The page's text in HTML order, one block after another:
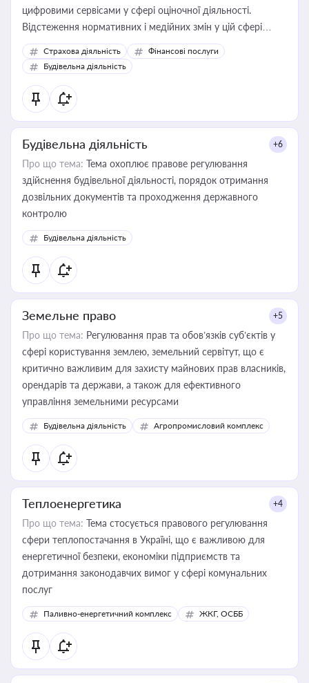
цифровими сервісами у сфері оціночної діяльності.
Відстеження нормативних і медійних змін у цій сфері
корисне для власника бізнесу, керівника, юриста або
бухгалтера під час оподаткування, приватизації, оренди
державного майна, корпоративних угод і перевірки
статусу суб'єктів оціночної діяльності
Страхова діяльність
Фінансові послуги
Будівельна діяльність
Будівельна діяльність +6
Про що тема: Тема охоплює правове регулювання
здійснення будівельної діяльності, порядок отримання
дозвільних документів та проходження державного
контролю
Будівельна діяльність
Земельне право +5
Про що тема: Регулювання прав та обов’язків суб’єктів у
сфері користування землею, земельний сервітут, що є
критично важливим для захисту майнових прав власників,
орендарів та держави, а також для ефективного
управління земельними ресурсами
Будівельна діяльність Агропромисловий комплекс
Теплоенергетика +4
Про що тема: Тема стосується правового регулювання
сфери теплопостачання в Україні, що є важливою для
енергетичної безпеки, економіки підприємств та
дотримання законодавчих вимог у сфері комунальних
послуг
Паливно-енергетичний комплекс ЖКГ, ОСББ